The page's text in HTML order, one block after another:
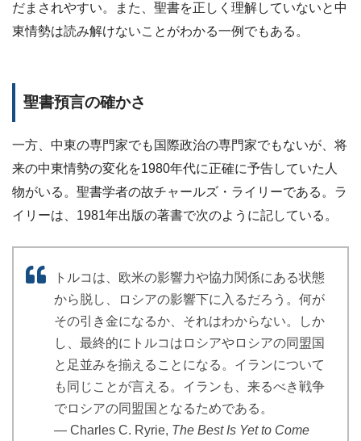
だまされやすい。また、聖書を正しく理解していないと中
東情勢は読み解けないことがわかる一例でもある。
聖書預言の確かさ
一方、中東の専門家でも国際政治の専門家でもないが、将
来の中東情勢の変化を1980年代に正確に予告していた人
物がいる。聖書学者の故チャールズ・ライリーである。ラ
イリーは、1981年出版の著書で次のように記している。
トルコは、欧米の影響力や協力関係にある状態
から脱し、ロシアの影響下に入るだろう。何が
その引き金になるか、それはわからない。しか
し、最終的にトルコはロシアやロシアの同盟国
と足並みを揃えることになる。イランについて
も同じことが言える。イランも、来るべき戦争
でロシアの同盟国となるためである。
― Charles C. Ryrie, The Best Is Yet to Come